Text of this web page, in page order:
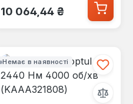
Звичайна ціна:
10 064,44 ₴
Немає в наявності